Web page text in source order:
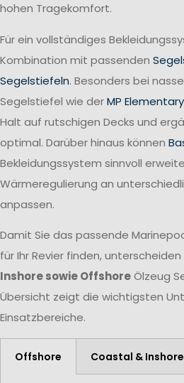
hohen Tragekomfort.
Für ein vollständiges
Kombination mit passenden
Segelstiefeln. Besonders bei
Segelstiefel wie derMP
Halt auf rutschigen Decks und
optimal. Darüber hinaus können
Bekleidungssystem sinnvoll
Wärmeregulierung an
anpassen.
Damit Sie das passende
für Ihr Revier finden, unterscheiden
Inshore sowie OffshoreÖlzeug
Übersicht zeigt die wichtigsten
Einsatzbereiche.
Offshore Coastal & Inshore